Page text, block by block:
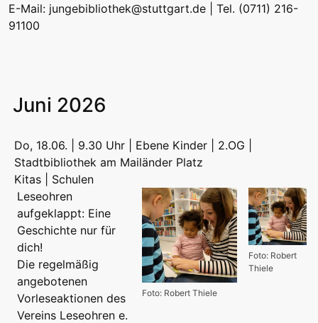
E-Mail: jungebibliothek@stuttgart.de | Tel. (0711) 216-
91100
Juni 2026
Do, 18.06. | 9.30 Uhr | Ebene Kinder | 2.OG |
Stadtbibliothek am Mailänder Platz
Kitas | Schulen
Foto: Robert
Thiele
Foto: Robert Thiele
Leseohren
aufgeklappt: Eine
Geschichte nur für
dich!
Die regelmäßig
angebotenen
Vorleseaktionen des
Vereins Leseohren e.